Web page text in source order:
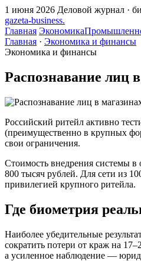
1 июня 2026 Деловой журнал ·
gazeta-business.
Главная Экономика
Главная · Экономика и финансы
Экономика и финансы
Распознавание лиц
Российский ритейл активно
(преимущественно в крупных
свои ограничения.
Стоимость внедрения системы в
800 тысяч рублей. Для сети из
привилегией крупного ритейла.
Где биометрия
Наиболее убедительные
сократить потери от краж на
а усиленное наблюдение —